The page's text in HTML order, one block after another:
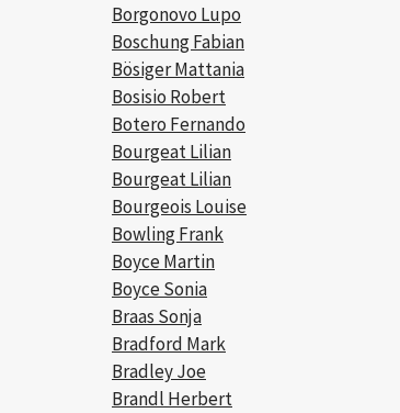
Borgonovo Lupo
Boschung Fabian
Bösiger Mattania
Bosisio Robert
Botero Fernando
Bourgeat Lilian
Bourgeat Lilian
Bourgeois Louise
Bowling Frank
Boyce Martin
Boyce Sonia
Braas Sonja
Bradford Mark
Bradley Joe
Brandl Herbert